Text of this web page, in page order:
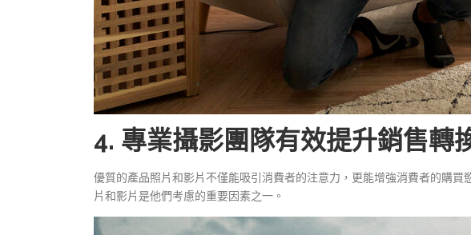
4. 專業攝影團隊有效提升銷售轉
優質的產品照片和影片不僅能吸引消費者的注意力，更能增強消費者的購
片和影片是他們考慮的重要因素之一。